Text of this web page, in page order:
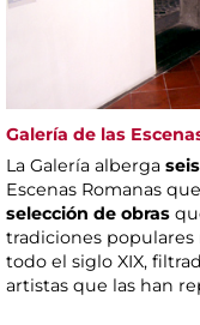
Galería de las
La Galería alberga
Escenas Romanas
selección de obras
tradiciones populares
todo el siglo XIX,
artistas que las han